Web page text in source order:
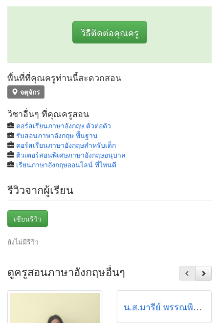
วิธีติดต่อคุณครู
พื้นที่ที่คุณครูท่านนี้สะดวกสอน
จตุจักร
วิชาอื่นๆ ที่คุณครูสอน
คอร์สเรียนภาษาอังกฤษ ตัวต่อตัว
รับสอนภาษาอังกฤษ พื้นฐาน
คอร์สเรียนภาษาอังกฤษสำหรับเด็ก
ติวเตอร์สอนพิเศษภาษาอังกฤษอนุบาล
เรียนภาษาอังกฤษออนไลน์ ที่ไหนดี
รีวิวจากผู้เรียน
เขียนรีวิว
ยังไม่มีรีวิว
ดูครูสอนภาษาอังกฤษอื่นๆ
น.ส.มารีย์ พรรณพิจิตร์